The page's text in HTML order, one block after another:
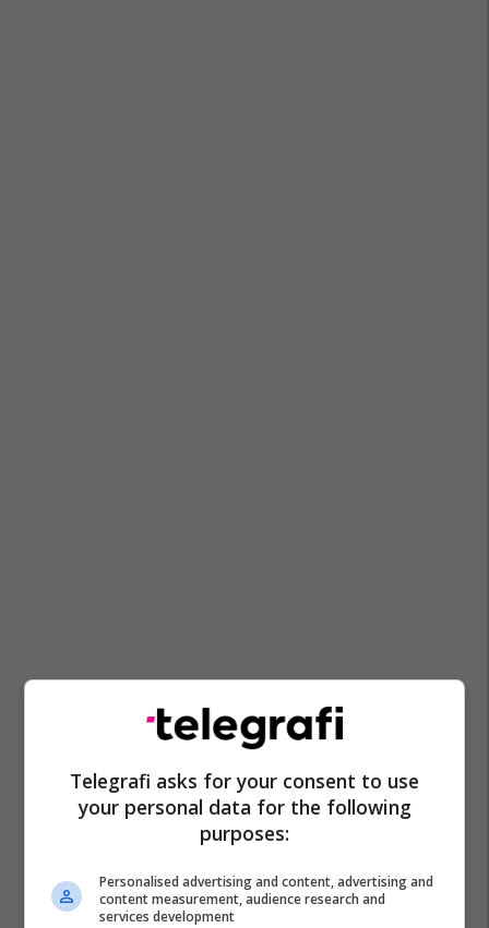
Telegrafi asks for your consent to use
your personal data for the following
purposes:
Personalised advertising and content, advertising and
content measurement, audience research and
services development